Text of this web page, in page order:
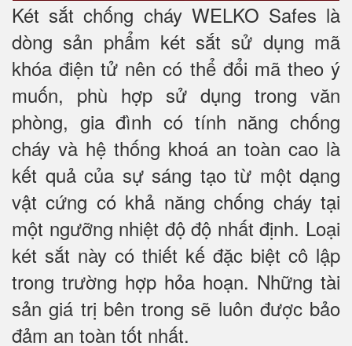
Két sắt chống cháy WELKO Safes là
dòng sản phẩm két sắt sử dụng mã
khóa điện tử nên có thể đổi mã theo ý
muốn, phù hợp sử dụng trong văn
phòng, gia đình có tính năng chống
cháy và hệ thống khoá an toàn cao là
kết quả của sự sáng tạo từ một dạng
vật cứng có khả năng chống cháy tại
một ngưỡng nhiệt độ độ nhất định. Loại
két sắt này có thiết kế đặc biệt cô lập
trong trường hợp hỏa hoạn. Những tài
sản giá trị bên trong sẽ luôn được bảo
đảm an toàn tốt nhất.